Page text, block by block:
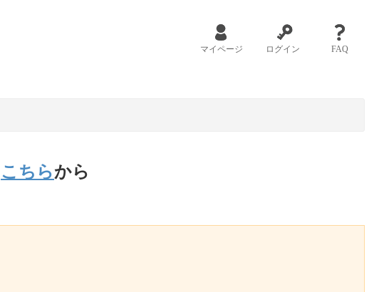
マイページ ログイン FAQ
こちらから